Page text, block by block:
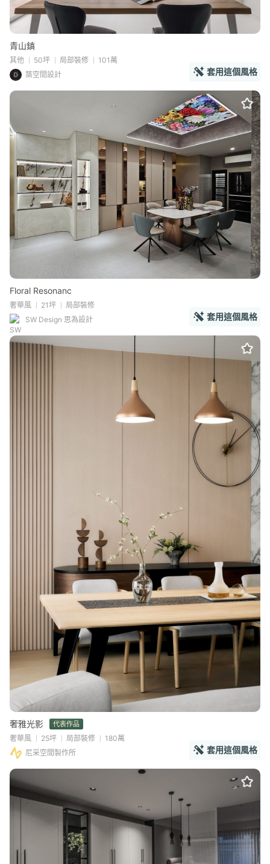
青山鎮
其他 50坪 局部裝修
101萬
築空間設計
套用這個風格
Floral Resonanc
奢華風 21坪
局部裝修
SW Design 思為設計
套用這個風格
奢雅光影 代表作品
奢華風 25坪 局部裝修
180萬
尼采空間製作所
套用這個風格